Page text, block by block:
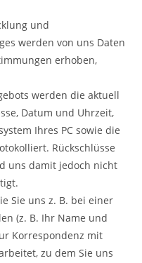
und
werden von uns Daten
erhoben,
werden die aktuell
Datum und Uhrzeit,
Ihres PC sowie die
Rückschlüsse
uns damit jedoch nicht
Sie uns z. B. bei einer
(z. B. Ihr Name und
Korrespondenz mit
zu dem Sie uns